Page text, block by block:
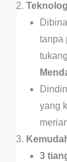
tanpa
yang
3